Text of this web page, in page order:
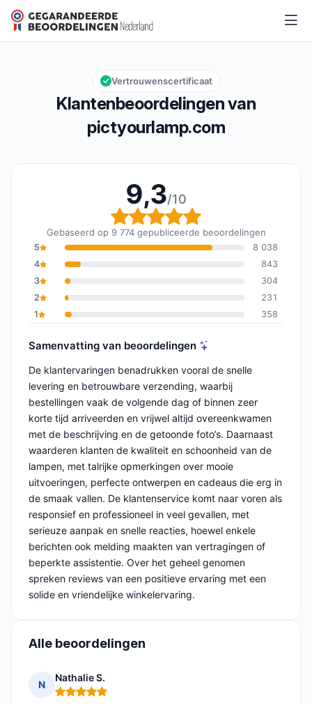
pictyourlamp.com
Algemene beoordeling: 9,3 van 10
9,3/10
Klantenbeoordelingen van
pictyourlamp.com
Vertrouwenscertificaat
9,3/10
Algemene beoordeling:
Gebaseerd op 9 774 gepubliceerde beoordelingen
5
8 038
4
843
3
304
2
231
1
358
Samenvatting van beoordelingen
De klantervaringen benadrukken vooral de snelle
levering en betrouwbare verzending, waarbij
bestellingen vaak de volgende dag of binnen zeer
korte tijd arriveerden en vrijwel altijd overeenkwamen
met de beschrijving en de getoonde foto’s. Daarnaast
waarderen klanten de kwaliteit en schoonheid van de
lampen, met talrijke opmerkingen over mooie
uitvoeringen, perfecte ontwerpen en cadeaus die erg in
de smaak vallen. De klantenservice komt naar voren als
responsief en professioneel in veel gevallen, met
serieuze aanpak en snelle reacties, hoewel enkele
berichten ook melding maakten van vertragingen of
beperkte assistentie. Over het geheel genomen
spreken reviews van een positieve ervaring met een
solide en vriendelijke winkelervaring.
Alle beoordelingen
N
Nathalie S.
Opmerking: 5 van 5